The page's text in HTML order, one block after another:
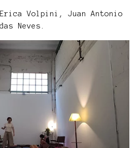
Volpini, Juan Antonio
Neves.